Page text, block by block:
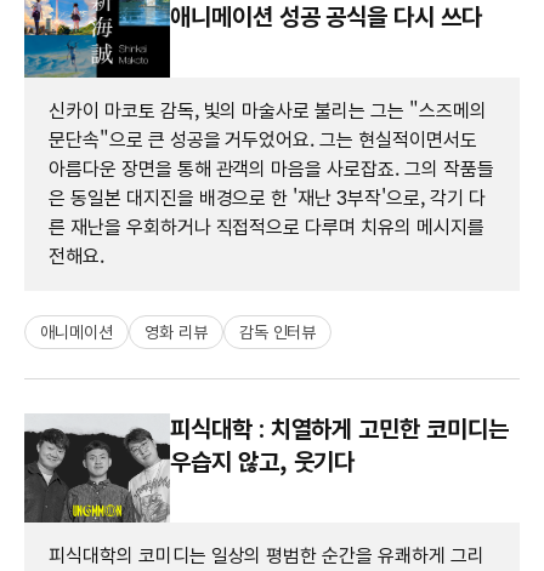
애니메이션 성공 공식을 다시 쓰다
신카이 마코토 감독, 빛의 마술사로 불리는 그는 "스즈메의
문단속"으로 큰 성공을 거두었어요. 그는 현실적이면서도
아름다운 장면을 통해 관객의 마음을 사로잡죠. 그의 작품들
은 동일본 대지진을 배경으로 한 '재난 3부작'으로, 각기 다
른 재난을 우회하거나 직접적으로 다루며 치유의 메시지를
전해요.
애니메이션 영화 리뷰 감독 인터뷰
피식대학 : 치열하게 고민한 코미디는
우습지 않고, 웃기다
피식대학의 코미디는 일상의 평범한 순간을 유쾌하게 그리